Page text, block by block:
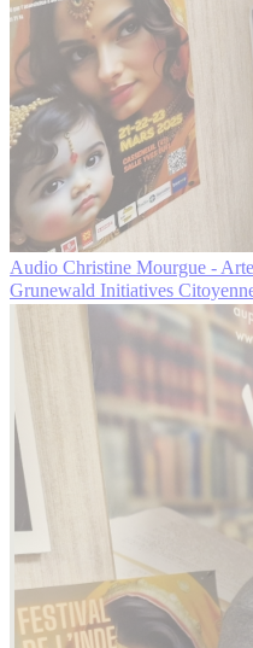
Audio Christine Mourgue -
Grunewald Initiatives